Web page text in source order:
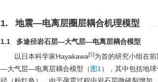
1. 地震—电离层圈层耦合机理模型
1.1 多途径岩石层—大气层—电离层耦合模型
以日本科学家Hayakawa[5]为首的研究小组在
—大气层—电离层耦合模型（图1 ），其中包括地